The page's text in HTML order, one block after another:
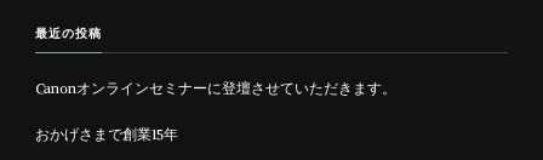
最近の投稿
Canonオンラインセミナーに登壇させていただきます。
おかげさまで創業15年